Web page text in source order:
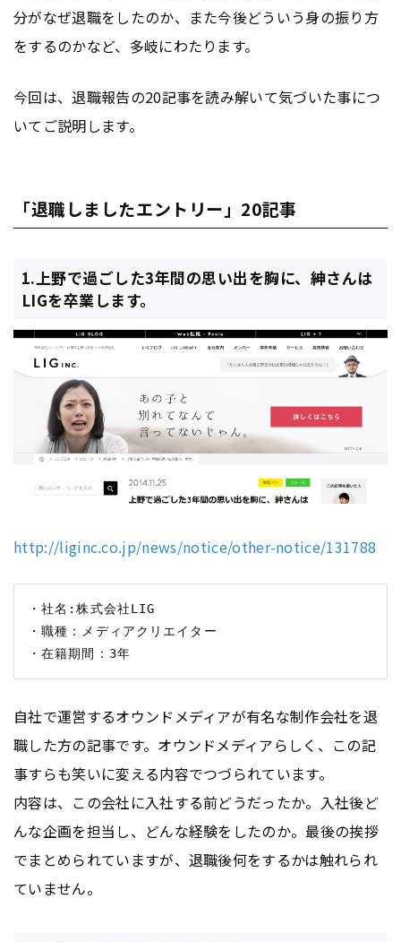
分がなぜ退職をしたのか、また今後どういう身の振り方
をするのかなど、多岐にわたります。
今回は、退職報告の20記事を読み解いて気づいた事につ
いてご説明します。
「退職しましたエントリー」20記事
1.上野で過ごした3年間の思い出を胸に、紳さんは
LIGを卒業します。
http://liginc.co.jp/news/notice/other-notice/131788
・社名:株式会社LIG
・職種：メディアクリエイター
自社で運営するオウンドメディアが有名な制作会社を退
職した方の記事です。オウンドメディアらしく、この記
事すらも笑いに変える内容でつづられています。
内容は、この会社に入社する前どうだったか。入社後ど
んな企画を担当し、どんな経験をしたのか。最後の挨拶
でまとめられていますが、退職後何をするかは触れられ
ていません。